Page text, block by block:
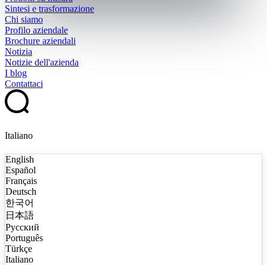
Sintesi e trasformazione
Chi siamo
Profilo aziendale
Brochure aziendali
Notizia
Notizie dell'azienda
I blog
Contattaci
Italiano
English
Español
Français
Deutsch
한국어
日本語
Русский
Português
Türkçe
Italiano